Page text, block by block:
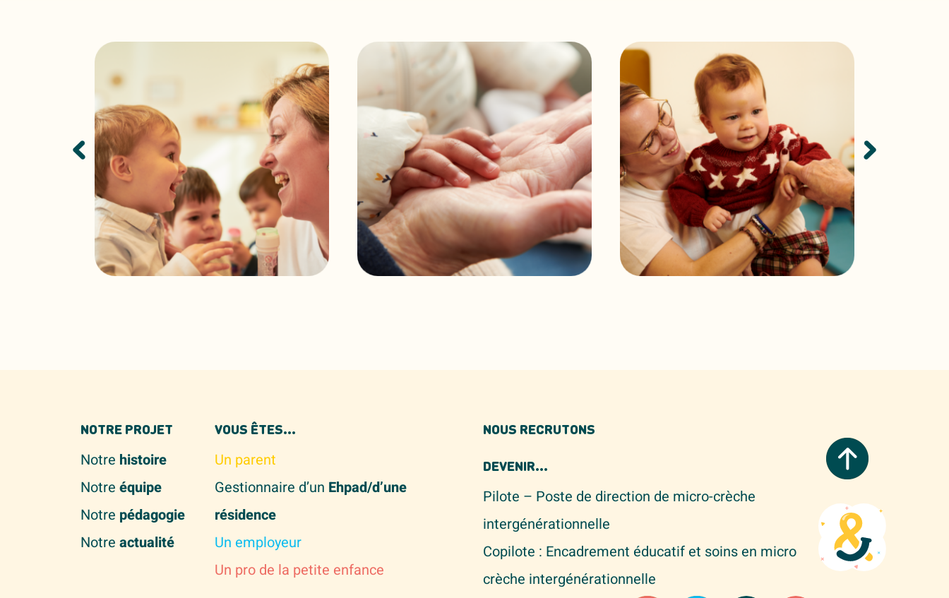
NOTRE PROJET
Notre histoire
Notre équipe
Notre pédagogie
Notre actualité
VOUS ÊTES...
Un parent
Gestionnaire d’un Ehpad/d’une
résidence
Un employeur
Un pro de la petite enfance
NOUS RECRUTONS
DEVENIR...
Pilote – Poste de direction de micro-crèche
intergénérationnelle
Copilote : Encadrement éducatif et soins en micro
crèche intergénérationnelle